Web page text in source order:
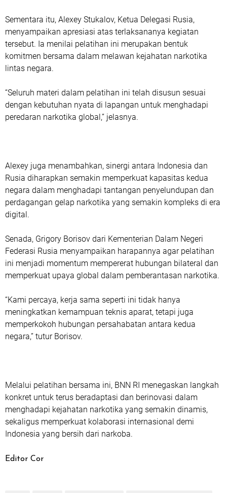
Sementara itu, Alexey Stukalov, Ketua Delegasi Rusia,
menyampaikan apresiasi atas terlaksananya kegiatan
tersebut. Ia menilai pelatihan ini merupakan bentuk
komitmen bersama dalam melawan kejahatan narkotika
lintas negara.
“Seluruh materi dalam pelatihan ini telah disusun sesuai
dengan kebutuhan nyata di lapangan untuk menghadapi
peredaran narkotika global,” jelasnya.
Alexey juga menambahkan, sinergi antara Indonesia dan
Rusia diharapkan semakin memperkuat kapasitas kedua
negara dalam menghadapi tantangan penyelundupan dan
perdagangan gelap narkotika yang semakin kompleks di era
digital.
Senada, Grigory Borisov dari Kementerian Dalam Negeri
Federasi Rusia menyampaikan harapannya agar pelatihan
ini menjadi momentum mempererat hubungan bilateral dan
memperkuat upaya global dalam pemberantasan narkotika.
“Kami percaya, kerja sama seperti ini tidak hanya
meningkatkan kemampuan teknis aparat, tetapi juga
memperkokoh hubungan persahabatan antara kedua
negara,” tutur Borisov.
Melalui pelatihan bersama ini, BNN RI menegaskan langkah
konkret untuk terus beradaptasi dan berinovasi dalam
menghadapi kejahatan narkotika yang semakin dinamis,
sekaligus memperkuat kolaborasi internasional demi
Indonesia yang bersih dari narkoba.
Editor Cor